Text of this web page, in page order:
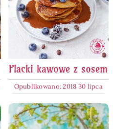
Placki kawowe z sosem
Opublikowano: 2018 30 lipca